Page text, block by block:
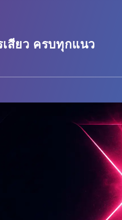
สียว ครบทุกแนว